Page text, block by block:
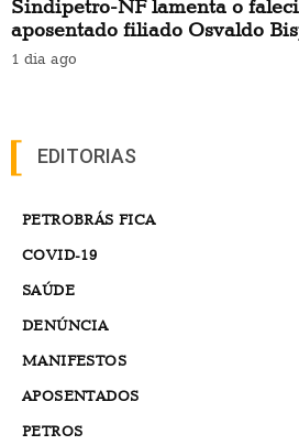
Sindipetro-NF lamenta o
aposentado filiado Osvaldo
1 dia ago
EDITORIAS
PETROBRÁS FICA
COVID-19
SAÚDE
DENÚNCIA
MANIFESTOS
APOSENTADOS
PETROS